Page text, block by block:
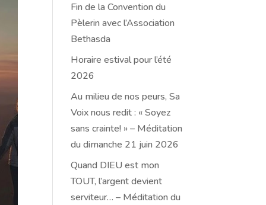
Fin de la Convention du
Pèlerin avec l’Association
Bethasda
Horaire estival pour l’été
2026
Au milieu de nos peurs, Sa
Voix nous redit : « Soyez
sans crainte! » – Méditation
du dimanche 21 juin 2026
Quand DIEU est mon
TOUT, l’argent devient
serviteur… – Méditation du